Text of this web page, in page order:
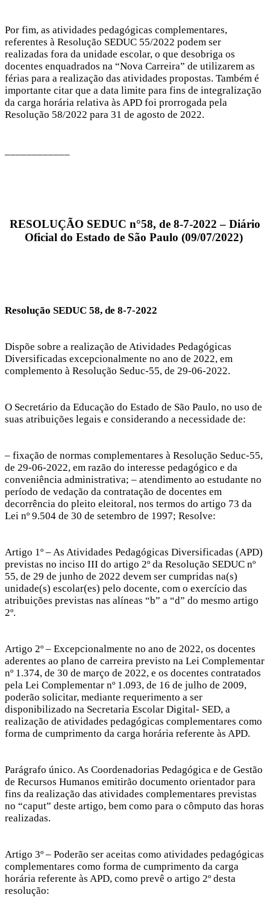
Por fim, as atividades pedagógicas complementares,
referentes à Resolução SEDUC 55/2022 podem ser
realizadas fora da unidade escolar, o que desobriga os
docentes enquadrados na “Nova Carreira” de utilizarem as
férias para a realização das atividades propostas. Também é
importante citar que a data limite para fins de integralização
da carga horária relativa às APD foi prorrogada pela
Resolução 58/2022 para 31 de agosto de 2022.
RESOLUÇÃO SEDUC n°58, de 8-7-2022 – Diário
Oficial do Estado de São Paulo (09/07/2022)
Resolução SEDUC 58, de 8-7-2022
Dispõe sobre a realização de Atividades Pedagógicas
Diversificadas excepcionalmente no ano de 2022, em
complemento à Resolução Seduc-55, de 29-06-2022.
O Secretário da Educação do Estado de São Paulo, no uso de
suas atribuições legais e considerando a necessidade de:
– fixação de normas complementares à Resolução Seduc-55,
de 29-06-2022, em razão do interesse pedagógico e da
conveniência administrativa; – atendimento ao estudante no
período de vedação da contratação de docentes em
decorrência do pleito eleitoral, nos termos do artigo 73 da
Lei nº 9.504 de 30 de setembro de 1997; Resolve:
Artigo 1º – As Atividades Pedagógicas Diversificadas (APD)
previstas no inciso III do artigo 2º da Resolução SEDUC nº
55, de 29 de junho de 2022 devem ser cumpridas na(s)
unidade(s) escolar(es) pelo docente, com o exercício das
atribuições previstas nas alíneas “b” a “d” do mesmo artigo
2º.
Artigo 2º – Excepcionalmente no ano de 2022, os docentes
aderentes ao plano de carreira previsto na Lei Complementar
nº 1.374, de 30 de março de 2022, e os docentes contratados
pela Lei Complementar nº 1.093, de 16 de julho de 2009,
poderão solicitar, mediante requerimento a ser
disponibilizado na Secretaria Escolar Digital- SED, a
realização de atividades pedagógicas complementares como
forma de cumprimento da carga horária referente às APD.
Parágrafo único. As Coordenadorias Pedagógica e de Gestão
de Recursos Humanos emitirão documento orientador para
fins da realização das atividades complementares previstas
no “caput” deste artigo, bem como para o cômputo das horas
realizadas.
Artigo 3º – Poderão ser aceitas como atividades pedagógicas
complementares como forma de cumprimento da carga
horária referente às APD, como prevê o artigo 2º desta
resolução: